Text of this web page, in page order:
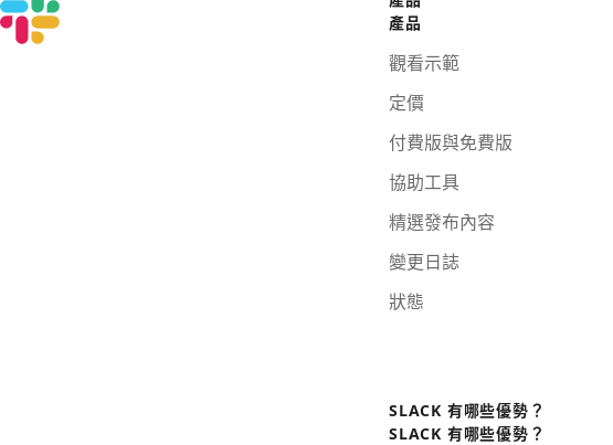
產品
觀看示範
定價
付費版與免費版
協助工具
精選發布內容
變更日誌
狀態
SLACK 有哪些優勢？
SLACK 有哪些優勢？